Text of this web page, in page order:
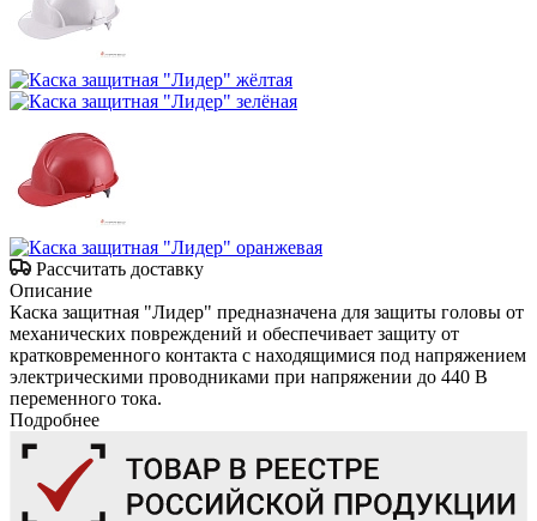
Рассчитать доставку
Описание
Каска защитная "Лидер" предназначена для защиты головы от
механических повреждений и обеспечивает защиту от
кратковременного контакта с находящимися под напряжением
электрическими проводниками при напряжении до 440 В
переменного тока.
Подробнее